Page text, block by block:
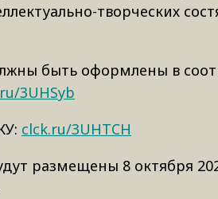
творческих
быть оформлены в
3UHSyb
clck.ru/3UHTCH
размещены 8 октября